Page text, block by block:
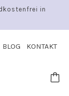
in
BLOG KONTAKT